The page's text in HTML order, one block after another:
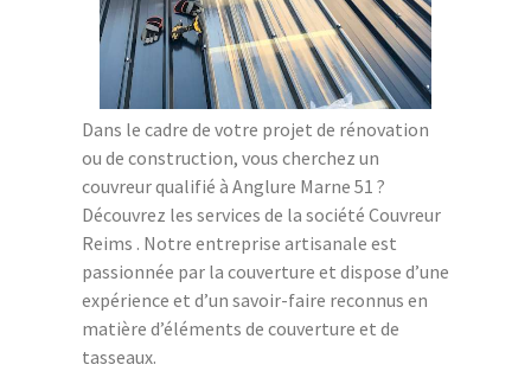
Dans le cadre de votre projet de rénovation
ou de construction, vous cherchez un
couvreur qualifié à Anglure Marne 51 ?
Découvrez les services de la société Couvreur
Reims . Notre entreprise artisanale est
passionnée par la couverture et dispose d’une
expérience et d’un savoir-faire reconnus en
matière d’éléments de couverture et de
tasseaux.